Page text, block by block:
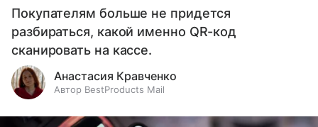
Покупателям больше не придется
разбираться, какой именно QR-код
сканировать на кассе.
Анастасия Кравченко
Автор BestProducts Mail